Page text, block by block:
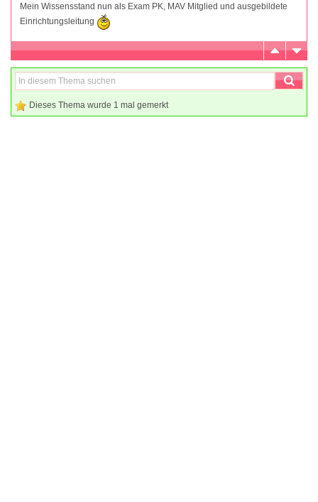
Mein Wissensstand nun als Exam PK, MAV Mitglied und ausgebildete
Einrichtungsleitung
Dieses Thema wurde 1 mal gemerkt